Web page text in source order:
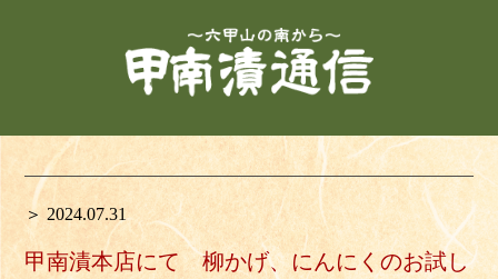
＞ 2024.07.31
甲南漬本店にて 柳かげ、にんにくのお試し